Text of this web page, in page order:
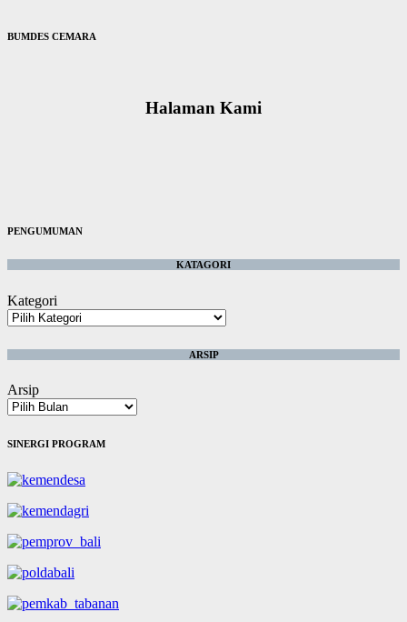
BUMDES CEMARA
Halaman Kami
PENGUMUMAN
KATAGORI
Kategori
ARSIP
Arsip
SINERGI PROGRAM